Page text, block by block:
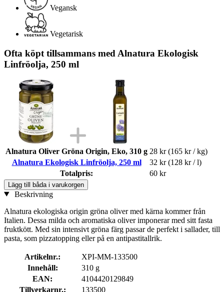
Vegansk
Vegetarisk
Ofta köpt tillsammans med Alnatura Ekologisk
Linfröolja, 250 ml
Alnatura Oliver Gröna Origin, Eko, 310 g 28 kr (165 kr / kg)
Alnatura Ekologisk Linfröolja, 250 ml
32 kr (128 kr / l)
Totalpris:
60 kr
Lägg till båda i varukorgen
Beskrivning
Alnatura ekologiska origin gröna oliver med kärna kommer från
Italien. Dessa milda och aromatiska oliver imponerar med sitt fasta
fruktkött. Med sin intensivt gröna färg passar de perfekt i sallader, till
pasta, som pizzatopping eller på en antipastitallrik.
Artikelnr.:
XPI-MM-133500
Innehåll:
310 g
EAN:
4104420129849
Tillverkarnr.:
133500